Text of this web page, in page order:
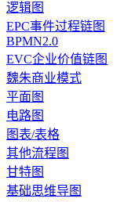
逻辑图
EPC事件过程链图
BPMN2.0
EVC企业价值链图
魏朱商业模式
平面图
电路图
图表/表格
其他流程图
甘特图
基础思维导图